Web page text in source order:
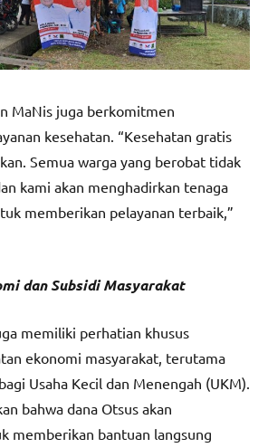
MaNis juga berkomitmen
kesehatan. “Kesehatan gratis
Semua warga yang berobat tidak
kami akan menghadirkan tenaga
memberikan pelayanan terbaik,”
dan Subsidi Masyarakat
memiliki perhatian khusus
ekonomi masyarakat, terutama
Usaha Kecil dan Menengah (UKM).
bahwa dana Otsus akan
memberikan bantuan langsung